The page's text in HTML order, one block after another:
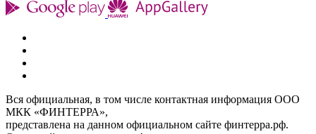
Вся официальная, в том числе контактная информация ООО
МКК «ФИНТЕРРА»,
представлена на данном официальном сайте финтерра.рф.